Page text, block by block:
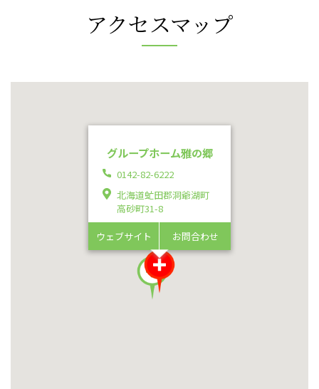
アクセスマップ
グループホーム雅の郷
0142-82-6222
北海道虻田郡洞爺湖町
高砂町31-8
ウェブサイト お問合わせ